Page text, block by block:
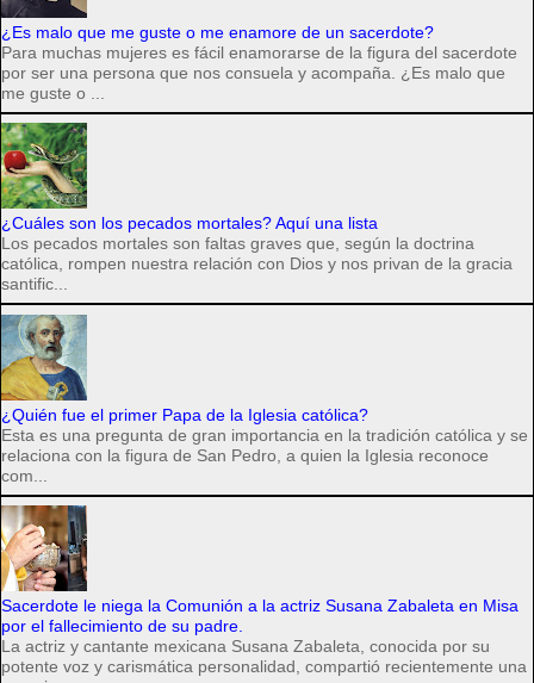
¿Es malo que me guste o me enamore de un sacerdote?
Para muchas mujeres es fácil enamorarse de la figura del sacerdote
por ser una persona que nos consuela y acompaña. ¿Es malo que
me guste o ...
¿Cuáles son los pecados mortales? Aquí una lista
Los pecados mortales son faltas graves que, según la doctrina
católica, rompen nuestra relación con Dios y nos privan de la gracia
santific...
¿Quién fue el primer Papa de la Iglesia católica?
Esta es una pregunta de gran importancia en la tradición católica y se
relaciona con la figura de San Pedro, a quien la Iglesia reconoce
com...
Sacerdote le niega la Comunión a la actriz Susana Zabaleta en Misa
por el fallecimiento de su padre.
La actriz y cantante mexicana Susana Zabaleta, conocida por su
potente voz y carismática personalidad, compartió recientemente una